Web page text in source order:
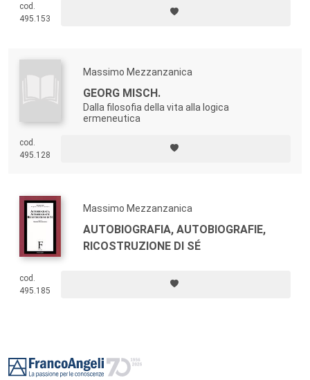
cod.
495.153
Massimo Mezzanzanica
GEORG MISCH.
Dalla filosofia della vita alla logica
ermeneutica
cod.
495.128
Massimo Mezzanzanica
AUTOBIOGRAFIA, AUTOBIOGRAFIE,
RICOSTRUZIONE DI SÉ
cod.
495.185